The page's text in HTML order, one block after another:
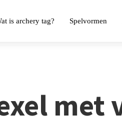
is archery tag? Spelvormen
met